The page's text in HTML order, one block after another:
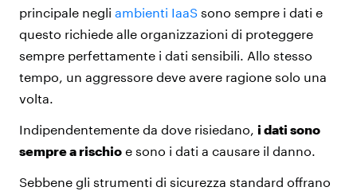
principale negli ambienti IaaS sono sempre i dati e
questo richiede alle organizzazioni di proteggere
sempre perfettamente i dati sensibili. Allo stesso
tempo, un aggressore deve avere ragione solo una
volta.
Indipendentemente da dove risiedano, i dati sono
sempre a rischio e sono i dati a causare il danno.
Sebbene gli strumenti di sicurezza standard offrano